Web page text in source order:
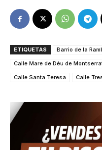
ETIQUETAS
Barrio de la
Calle Mare de Déu de
Calle Santa Teresa
Calle